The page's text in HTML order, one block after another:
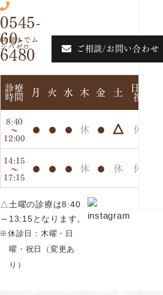
0545-
60-
6480 ご相談/お問い合わせ
診療
時間 月 火 水 木 金 土 日・
祝
8:40
～
12:00
● ● ● 休 ● △ 休
14:15
～
17:15
● ● ● 休 ● 休 休
△土曜の診療は8:40
～13:15となります。
※休診日：木曜・日
曜・祝日（変更あ
り）